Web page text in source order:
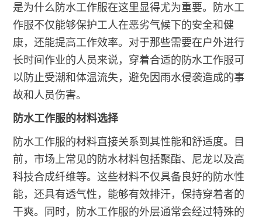
是为什么防水工作服在这里显得尤为重要。防水工
作服不仅能够保护工人在恶劣气候下的安全和健
康，还能提高工作效率。对于那些需要在户外进行
长时间作业的人员来说，穿着合适的防水工作服可
以防止受潮和体温流失，避免因雨水侵袭造成的事
故和人员伤害。
防水工作服的材料选择
防水工作服的材料直接关系到其性能和舒适度。目
前，市场上常见的防水材料包括聚酯、尼龙以及高
科技合成纤维等。这些材料不仅具备良好的防水性
能，还具有透气性，能够有效排汗，保持穿着者的
干爽。同时，防水工作服的外层通常会经过特殊的